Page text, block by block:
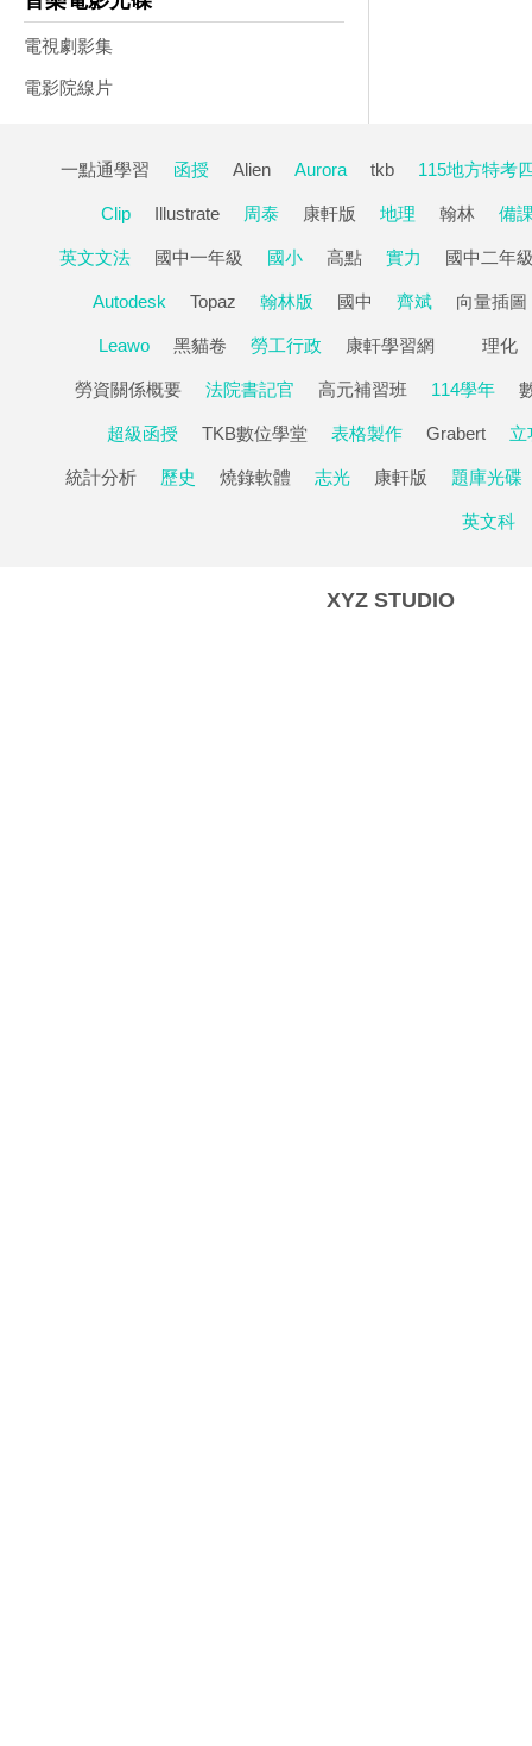
電視劇影集
電影院線片
一點通學習 函授 Alien Aurora tkb 115地方特考
Clip Illustrate 周泰 康軒版 地理 翰林 備
英文文法 國中一年級 國小 高點 實力 國中二年
Autodesk Topaz 翰林版 國中 齊斌 向量插圖
Leawo 黑貓卷 勞工行政 康軒學習網 理化
勞資關係概要 法院書記官 高元補習班 114學年
超級函授 TKB數位學堂 表格製作 Grabert 立
統計分析 歷史 燒錄軟體 志光 康軒版 題庫光碟
英文科
XYZ STUDIO